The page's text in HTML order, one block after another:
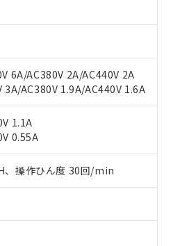
6A/AC380V 2A/AC440V 2A
AC380V 1.9A/AC440V 1.6A
1.1A
0.55A
操作ひん度 30回/min
ください。
当社在庫状況および標準価格(税抜)
ている更新日時点での社内データに
よび標準価格とは異なる場合がある
取引先、またはお客様担当のオムロ
有無と関係のない商品です。
が、含有品と判明した場合などやむ
(Cd) 100ppm以下、
1000ppm以下、ポリ臭化ジフェニルエーテル
以下、フタル酸ブチルベンジル（BBP）
以下
項目は除く。
後することがあります。
を超えていることを示します。
せください。
、
1000ppm、 PBDEs(ポリ臭化ジフェニルエーテ
ル) : 1000ppm、 BBP(フタル酸ブチルベンジル
であることを示します。
よび外国貿易法に定める商品（以下
砕するなど、違法に輸出されないよ
、上記1、2および3の内容を当該第
者が違法に輸出するおそれがある場
客様のお取引先、またはお客様担当
い)